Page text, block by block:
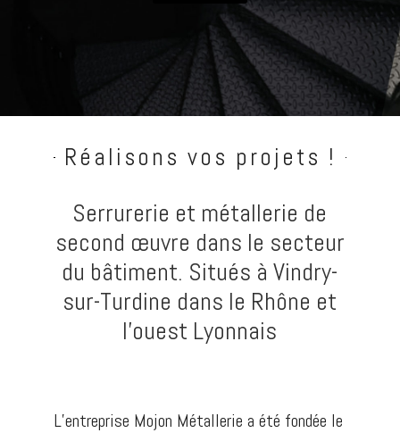
Réalisons vos projets !
Serrurerie et métallerie de
second œuvre dans le secteur
du bâtiment. Situés à Vindry-
sur-Turdine dans le Rhône et
l’ouest Lyonnais
L’entreprise Mojon Métallerie a été fondée le